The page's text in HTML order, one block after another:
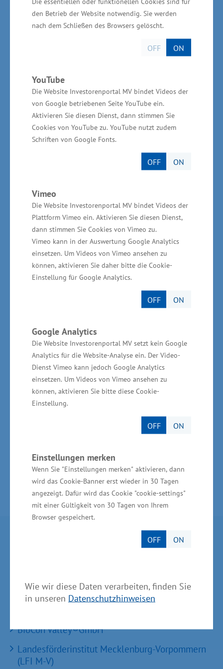
den Betrieb der Website notwendig. Sie werden
nach dem Schließen des Browsers gelöscht.
OFF ON
YouTube
Die Website Investorenportal MV bindet Videos der
von Google betriebenen Seite YouTube ein.
Aktivieren Sie diesen Dienst, dann stimmen Sie
Cookies von YouTube zu. YouTube nutzt zudem
Schriften von Google Fonts.
OFF ON
Vimeo
Die Website Investorenportal MV bindet Videos der
Plattform Vimeo ein. Aktivieren Sie diesen Dienst,
dann stimmen Sie Cookies von Vimeo zu.
Vimeo kann in der Auswertung Google Analytics
einsetzen. Um Videos von Vimeo ansehen zu
können, aktivieren Sie daher bitte die Cookie-
Einstellung für Google Analytics.
OFF ON
Google Analytics
Die Website Investorenportal MV setzt kein Google
Analytics für die Website-Analyse ein. Der Video-
Dienst Vimeo kann jedoch Google Analytics
einsetzen. Um Videos von Vimeo ansehen zu
können, aktivieren Sie bitte diese Cookie-
Einstellung.
OFF ON
Einstellungen merken
Wenn Sie "Einstellungen merken" aktivieren, dann
wird das Cookie-Banner erst wieder in 30 Tagen
angezeigt. Dafür wird das Cookie "cookie-settings"
mit einer Gültigkeit von 30 Tagen von Ihrem
Browser gespeichert.
OFF ON
Wie wir diese Daten verarbeiten, finden Sie
in unseren Datenschutzhinweisen
Glawe.
Verfahrens-Erleichterungen für Unternehmen
Der Gesetzentwurf sieht zudem großzügige
sogenannte "Bagatellgrenzen" vor. Künftig gilt
das Gesetz für Bauleistungen erst ab einem
Wert von mehr als 50.000 Euro, für Liefer- und
Dienstleistungen ab einem Wert von mehr als
zu verringern, wird auf eine Information
unterlegener Bieter in Schriftform verzichtet
und die Information in Textform zugelassen.
Textform bedeutet, dass jetzt auch
Rückmeldungen per Fax oder Email möglich
sind. Zusätzlich wird das Gesetz entfristet. "Die
veränderten Regelungen sollen die Praxis der
öffentlichen Auftragsvergabe in Mecklenburg-
mittelständische Unternehmen im Bereich der
öffentlichen Auftragsvergabe verbessern",
betonte Glawe.
Quelle: Pressemitteilung Nr. 401/15 - Ministerium
für Wirtschaft, Bau und Tourismus MV
Invest in MV - Wirtschaftsfördergesellschaft des
BioCon Valley®GmbH
Landesförderinstitut Mecklenburg-Vorpommern
(LFI M-V)